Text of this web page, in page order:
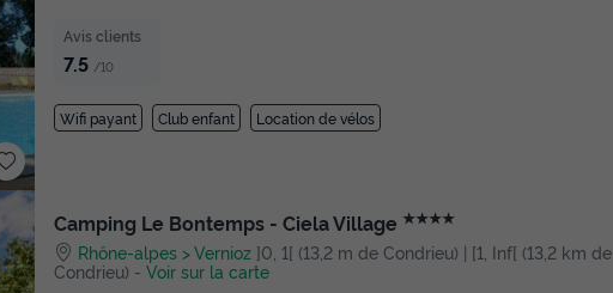
Avis clients
7.5 /10
Wifi payant Club enfant Location de vélos
Camping Le Bontemps - Ciela Village ★★★★
Rhône-alpes Vernioz ]0, 1[ (13,2 m de Condrieu) | [1, Inf[ (13,2 km de
Condrieu) - Voir sur la carte